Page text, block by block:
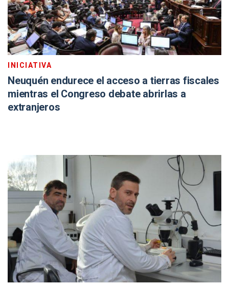
INICIATIVA
Neuquén endurece el acceso a tierras fiscales
mientras el Congreso debate abrirlas a
extranjeros